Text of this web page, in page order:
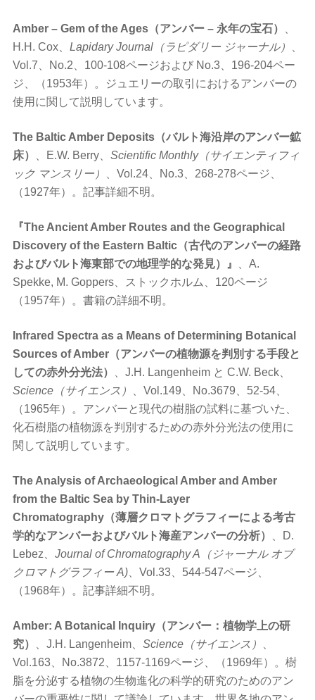
Amber – Gem of the Ages（アンバー – 永年の宝石）
H.H. Cox、 Lapidary Journal（ラピダリー ジャーナル）
Vol.7、No.2、100-108ページおよび No.3、196-204ペー
ジ、（1953年）。ジュエリーの取引におけるアンバーの
使用に関して説明しています。
The Baltic Amber Deposits（バルト海沿岸のアンバー鉱
床）
、E.W. Berry、 Scientific Monthly（サイエンティフィ
ック マンスリー）
、Vol.24、No.3、268-278ページ、
（1927年）。記事詳細不明。
『The Ancient Amber Routes and the Geographical
Discovery of the Eastern Baltic（古代のアンバーの経路
およびバルト海東部での地理学的な発見）』
、A.
Spekke, M. Goppers、ストックホルム、120ページ
（1957年）。書籍の詳細不明。
Infrared Spectra as a Means of Determining Botanical
Sources of Amber（アンバーの植物源を判別する手段と
しての赤外分光法）
、J.H. Langenheim と C.W. Beck、
Science（サイエンス）
、Vol.149、No.3679、52-54、
（1965年）。アンバーと現代の樹脂の試料に基づいた、
化石樹脂の植物源を判別するための赤外分光法の使用に
関して説明しています。
The Analysis of Archaeological Amber and Amber
from the Baltic Sea by Thin-Layer
Chromatography（薄層クロマトグラフィーによる考古
学的なアンバーおよびバルト海産アンバーの分析）
、D.
Lebez、 Journal of Chromatography A（ジャーナル オブ
クロマトグラフィー A) 、Vol.33、544-547ページ、
（1968年）。記事詳細不明。
Amber: A Botanical Inquiry（アンバー：植物学上の研
究）
、J.H. Langenheim、 Science（サイエンス）
Vol.163、No.3872、1157-1169ページ、（1969年）。樹
脂を分泌する植物の生物進化の科学的研究のためのアン